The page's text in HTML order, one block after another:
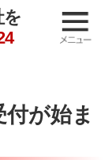
を
が始ま